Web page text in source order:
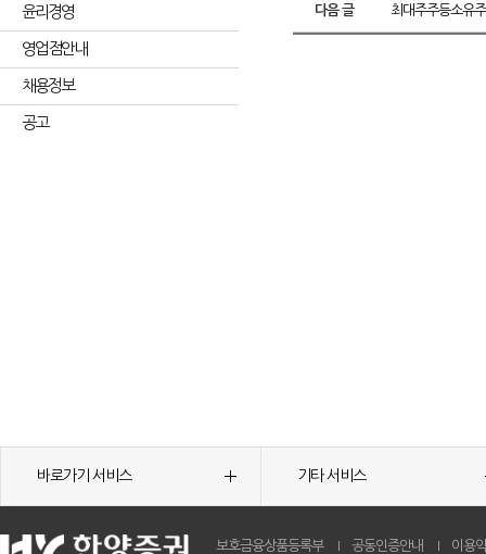
윤리경영
영업점안내
채용정보
공고
다음 글 최대주주등소유
바로가기 서비스 기타 서비스
보호금융상품등록부 공동인증안내 이용